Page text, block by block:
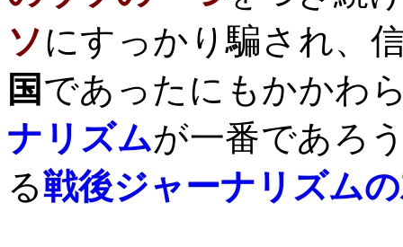
ソ にすっかり騙され、
国 であったにもかかわ
ナリズムが一番であろ
る戦後ジャーナリズム